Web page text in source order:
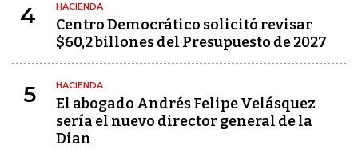
4 HACIENDA
Centro Democrático solicitó revisar
$60,2 billones del Presupuesto de 2027
5 HACIENDA
El abogado Andrés Felipe Velásquez
sería el nuevo director general de la
Dian